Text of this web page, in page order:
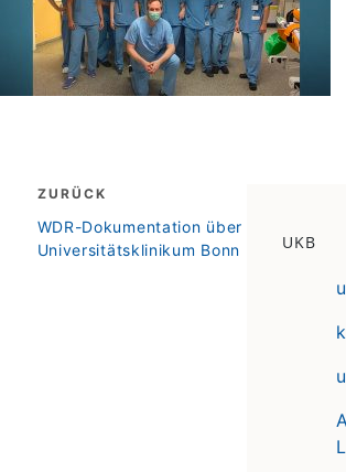
Beitragsnavigation
ZURÜCK
zurück
WDR-Dokumentation über
Universitätsklinikum Bonn
UKB